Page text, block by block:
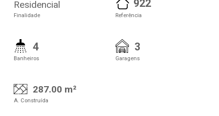
Residencial
Finalidade
922
Referência
4
Banheiros
3
Garagens
287.00 m²
A. Construída